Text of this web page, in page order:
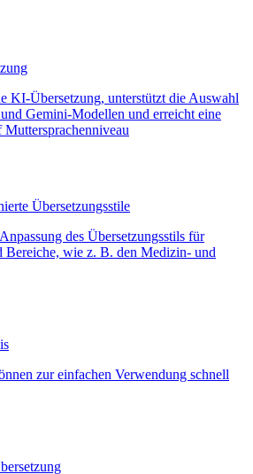
KI-Übersetzung, unterstützt die Auswahl
Gemini-Modellen und erreicht eine
Übersetzungsstile
des Übersetzungsstils für
Bereiche, wie z. B. den Medizin- und
zur einfachen Verwendung schnell